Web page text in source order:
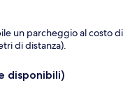
un parcheggio al costo di
di distanza).
disponibili)